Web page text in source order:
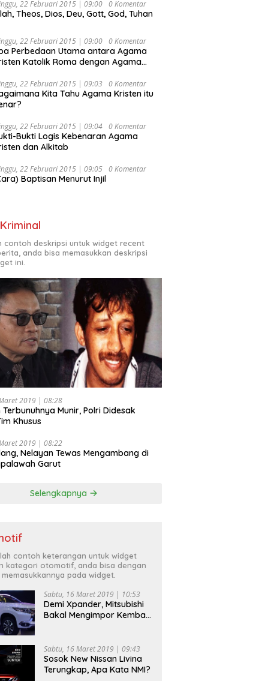
Anti Penjajahan
Ekonomi Politik Indonesia) &
Perekonomian Nasional dan
Sosial dalam Menata
Menuju Indonesia Emas 2045”,
22 Februari 2015 | 09:00 0 Komentar
Theos, Dios, Deu, Gott, God, Tuhan
22 Februari 2015 | 09:00 0 Komentar
Perbedaan Utama antara Agama
Katolik Roma dengan Agama
22 Februari 2015 | 09:03 0 Komentar
Kita Tahu Agama Kristen itu
22 Februari 2015 | 09:04 0 Komentar
Bukti Logis Kebenaran Agama
dan Alkitab
22 Februari 2015 | 09:05 0 Komentar
Baptisan Menurut Injil
contoh deskripsi untuk widget recent
anda bisa memasukkan deskripsi
ini.
2019 | 08:28
Terbunuhnya Munir, Polri Didesak
Khusus
2019 | 08:22
Nelayan Tewas Mengambang di
Garut
Selengkapnya
contoh keterangan untuk widget
kategori otomotif, anda bisa dengan
memasukkannya pada widget.
Sabtu, 16 Maret 2019 | 10:53
Demi Xpander, Mitsubishi
Bakal Mengimpor Kembali
Sabtu, 16 Maret 2019 | 09:43
Sosok New Nissan Livina
Terungkap, Apa Kata NMI?